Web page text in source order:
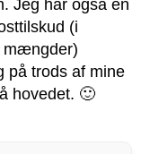
Jeg har også en
(i
mængder)
på trods af mine
hovedet. 🙂